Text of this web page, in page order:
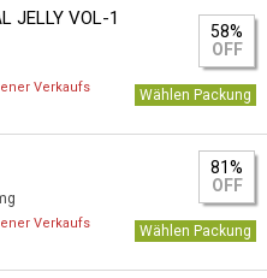
JELLY VOL-1
58%
OFF
Verkaufs
Wählen Packung
81%
OFF
Verkaufs
Wählen Packung